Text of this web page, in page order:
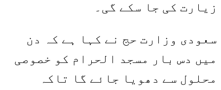
زیارت کی جا سکے گی۔
سعودی وزارت حج نے کہا ہے کہ دن
میں دس بار مسجد الحرام کو خصوصی
محلول سے دھویا جائے گا تاکہ